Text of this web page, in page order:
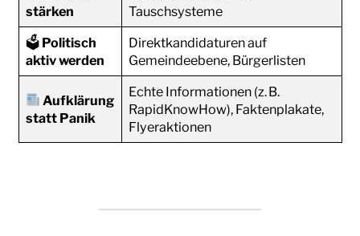
stärken
Tauschsysteme
🗳 Politisch
aktiv werden
Direktkandidaturen auf
Gemeindeebene, Bürgerlisten
Aufklärung
statt Panik
Echte Informationen (z. B.
RapidKnowHow), Faktenplakate,
Flyeraktionen